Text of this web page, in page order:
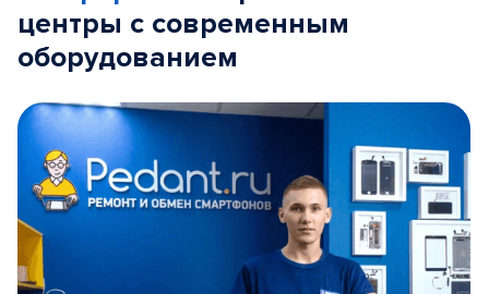
центры с современным
оборудованием